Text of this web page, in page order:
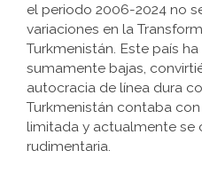
el periodo 2006-2024 no
variaciones en la
Turkmenistán. Este país
sumamente bajas,
autocracia de línea dura
Turkmenistán contaba
limitada y actualmente se
rudimentaria.